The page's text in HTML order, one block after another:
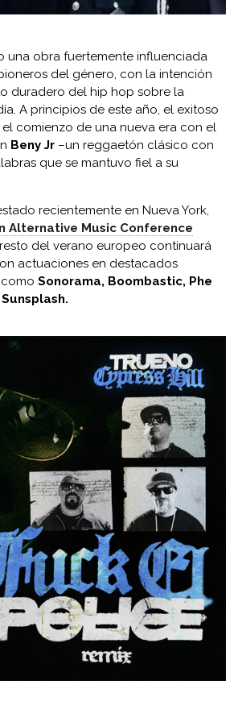
una obra fuertemente influenciada
del género, con la intención
duradero del hip hop sobre la
A principios de este año, el exitoso
comienzo de una nueva era con el
Beny Jr –un reggaetón clásico con
que se mantuvo fiel a su
recientemente en Nueva York,
Alternative Music Conference
del verano europeo continuará
actuaciones en destacados
Sonorama, Boombastic, Phe